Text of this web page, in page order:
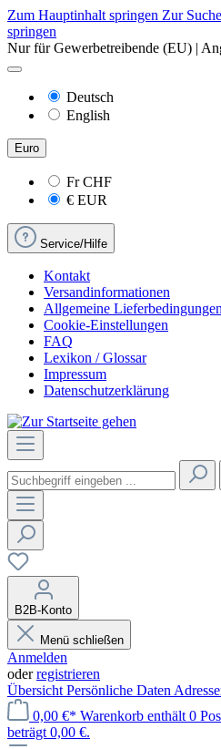
Zum Hauptinhalt springen Zur
springen
Nur für Gewerbetreibende (EU) |
Deutsch
English
Euro
FrCHF
€ EUR
Service/Hilfe
Kontakt
Versandinformationen
Allgemeine Lieferbedingungen
Cookie-Einstellungen
FAQ
Lexikon / Glossar
Impressum
Datenschutzerklärung
B2B-Konto
Menü schließen
Anmelden
oderregistrieren
Übersicht Persönliche Daten
0,00 €* Warenkorb enthält 0
beträgt 0,00 €.